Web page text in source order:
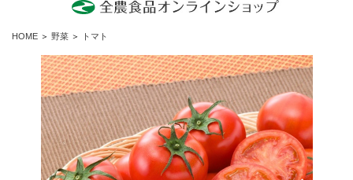
HOME ＞ 野菜 ＞ トマト